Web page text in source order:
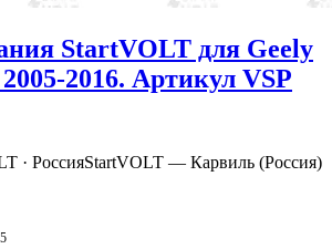
StartVOLT для Geely
2016. Артикул VSP
· РоссияStartVOLT — Карвиль (Россия)